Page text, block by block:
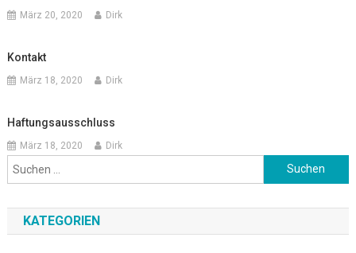
März 20, 2020 Dirk
Kontakt
März 18, 2020 Dirk
Haftungsausschluss
März 18, 2020 Dirk
Suchen
nach:
KATEGORIEN